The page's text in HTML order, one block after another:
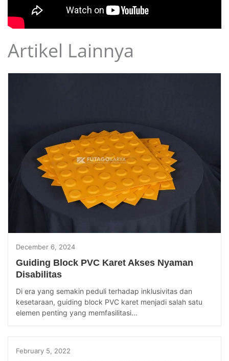
Artikel Lainnya
December 6, 2024
Guiding Block PVC Karet Akses Nyaman
Disabilitas
Di era yang semakin peduli terhadap inklusivitas dan
kesetaraan, guiding block PVC karet menjadi salah satu
elemen penting yang memfasilitasi...
February 5, 2022